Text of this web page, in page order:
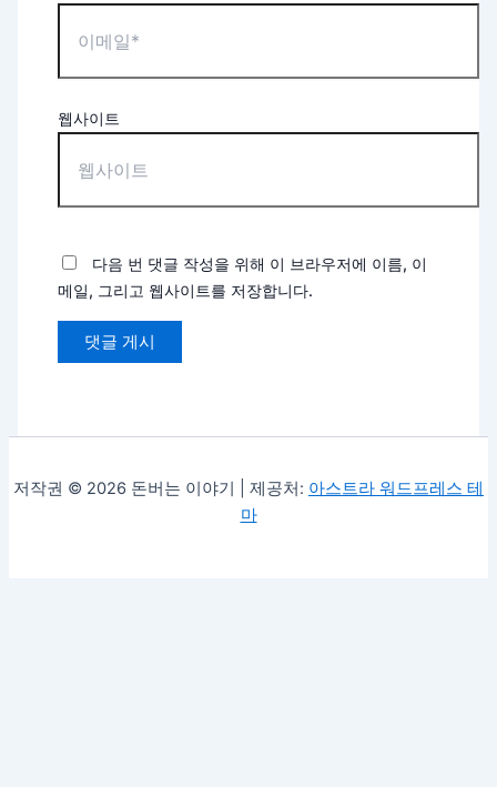
웹사이트
다음 번 댓글 작성을 위해 이 브라우저에 이름, 이
메일, 그리고 웹사이트를 저장합니다.
저작권 © 2026 돈버는 이야기 | 제공처: 아스트라 워드프레스 테
마